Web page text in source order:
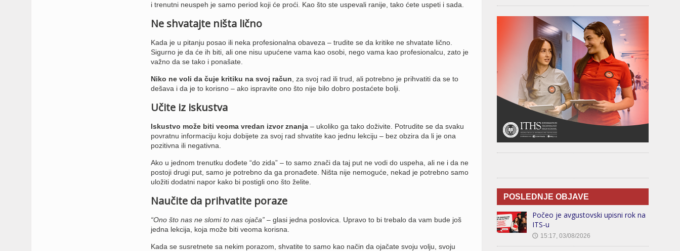
i trenutni neuspeh je samo period koji će proći. Kao što ste uspevali ranije, tako ćete uspeti i sada.
Ne shvatajte ništa lično
Kada je u pitanju posao ili neka profesionalna obaveza – trudite se da kritike ne shvatate lično.
Sigurno je da će ih biti, ali one nisu upućene vama kao osobi, nego vama kao profesionalcu, zato je
važno da se tako i ponašate.
Niko ne voli da čuje kritiku na svoj račun , za svoj rad ili trud, ali potrebno je prihvatiti da se to
dešava i da je to korisno – ako ispravite ono što nije bilo dobro postaćete bolji.
Učite iz iskustva
Iskustvo može biti veoma vredan izvor znanja– ukoliko ga tako doživite. Potrudite se da svaku
povratnu informaciju koju dobijete za svoj rad shvatite kao jednu lekciju – bez obzira da li je ona
pozitivna ili negativna.
Ako u jednom trenutku dođete “do zida” – to samo znači da taj put ne vodi do uspeha, ali ne i da ne
postoji drugi put, samo je potrebno da ga pronađete. Ništa nije nemoguće, nekad je potrebno samo
uložiti dodatni napor kako bi postigli ono što želite.
Naučite da prihvatite poraze
“Ono što nas ne slomi to nas ojača”– glasi jedna poslovica. Upravo to bi trebalo da vam bude još
jedna lekcija, koja može biti veoma korisna.
Kada se susretnete sa nekim porazom, shvatite to samo kao način da ojačate svoju volju, svoju
POSLEDNJE OBJAVE
Počeo je avgustovski upisni rok na
ITS-u
🕔 15:17, 03/08/2026